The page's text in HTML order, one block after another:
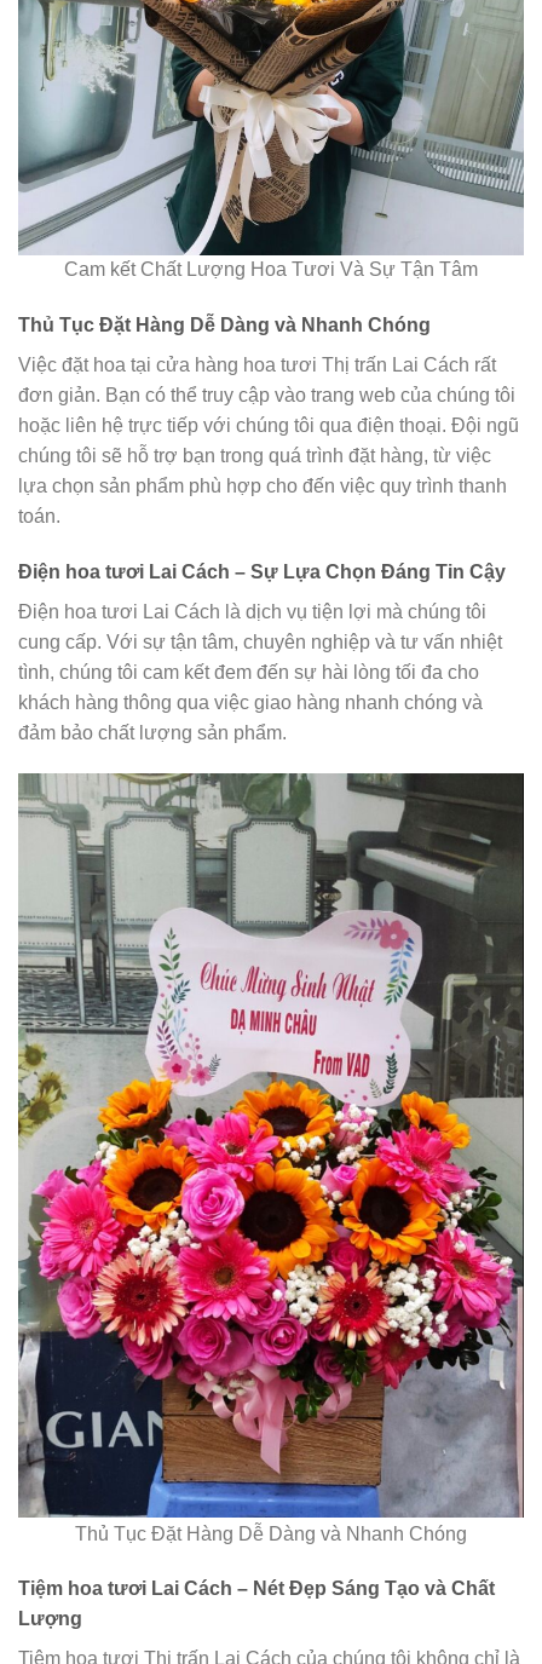
Cam kết Chất Lượng Hoa Tươi Và Sự Tận Tâm
Thủ Tục Đặt Hàng Dễ Dàng và Nhanh Chóng
Việc đặt hoa tại cửa hàng hoa tươi Thị trấn Lai Cách rất
đơn giản. Bạn có thể truy cập vào trang web của chúng tôi
hoặc liên hệ trực tiếp với chúng tôi qua điện thoại. Đội ngũ
chúng tôi sẽ hỗ trợ bạn trong quá trình đặt hàng, từ việc
lựa chọn sản phẩm phù hợp cho đến việc quy trình thanh
toán.
Điện hoa tươi Lai Cách – Sự Lựa Chọn Đáng Tin Cậy
Điện hoa tươi Lai Cách là dịch vụ tiện lợi mà chúng tôi
cung cấp. Với sự tận tâm, chuyên nghiệp và tư vấn nhiệt
tình, chúng tôi cam kết đem đến sự hài lòng tối đa cho
khách hàng thông qua việc giao hàng nhanh chóng và
đảm bảo chất lượng sản phẩm.
Thủ Tục Đặt Hàng Dễ Dàng và Nhanh Chóng
Tiệm hoa tươi Lai Cách – Nét Đẹp Sáng Tạo và Chất
Lượng
Tiệm hoa tươi Thị trấn Lai Cách của chúng tôi không chỉ là